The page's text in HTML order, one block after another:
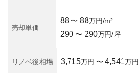
売却単価
88 〜 88万円/m²
290 〜 290万円/坪
リノベ後相場 3,715万円 〜 4,541万円